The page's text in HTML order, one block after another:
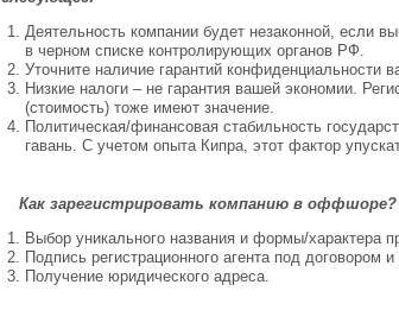
Деятельность компании будет незаконной, если
в черном списке контролирующих органов РФ.
Уточните наличие гарантий конфиденциальности
Низкие налоги – не гарантия вашей экономии.
(стоимость) тоже имеют значение.
Политическая/финансовая стабильность
гавань. С учетом опыта Кипра, этот фактор
Как зарегистрировать компанию в оффшоре?
Выбор уникального названия и формы/характера
Подпись регистрационного агента под договором
Получение юридического адреса.